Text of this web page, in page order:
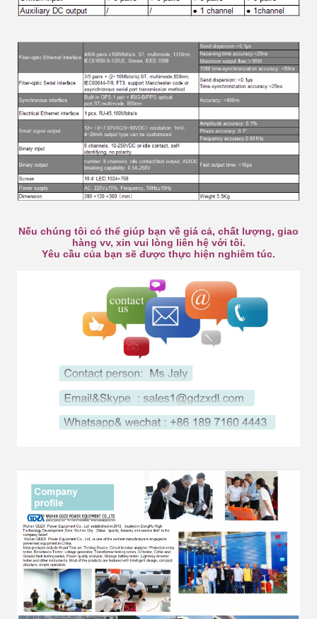
Nếu chúng tôi có thể giúp bạn về giá cả, chất lượng, giao
hàng vv, xin vui lòng liên hệ với tôi.
Yêu cầu của bạn sẽ được thực hiện nghiêm túc.